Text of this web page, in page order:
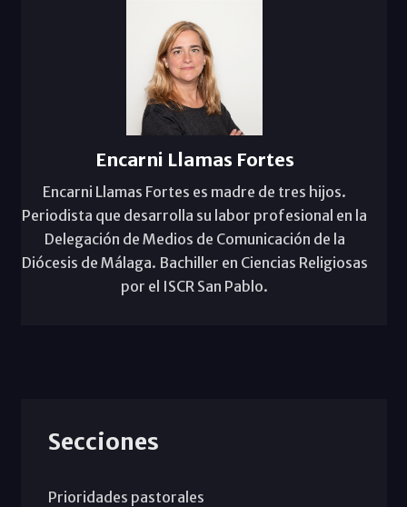
Encarni Llamas Fortes
Encarni Llamas Fortes es madre de tres hijos.
Periodista que desarrolla su labor profesional en la
Delegación de Medios de Comunicación de la
Diócesis de Málaga. Bachiller en Ciencias Religiosas
por el ISCR San Pablo.
Secciones
Prioridades pastorales